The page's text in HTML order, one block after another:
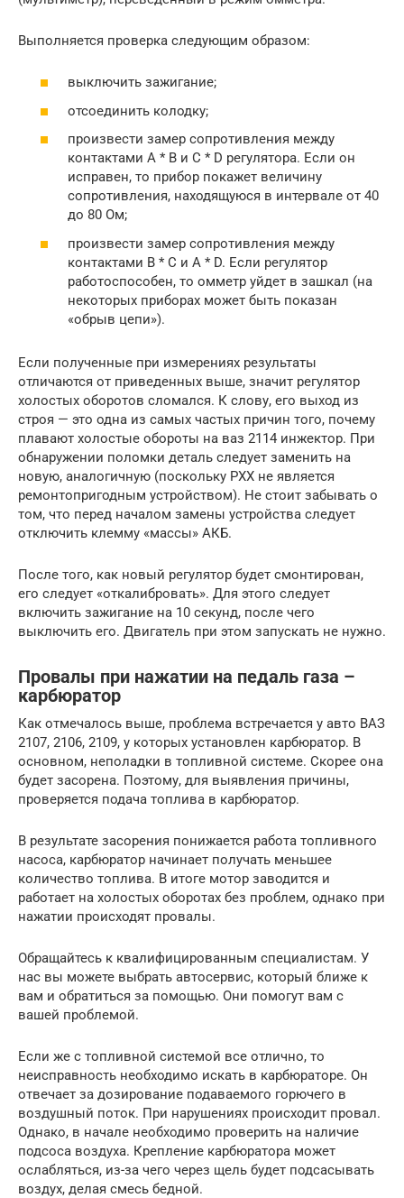
Выполняется проверка следующим образом:
выключить зажигание;
отсоединить колодку;
произвести замер сопротивления между
контактами A * B и C * D регулятора. Если он
исправен, то прибор покажет величину
сопротивления, находящуюся в интервале от 40
до 80 Ом;
произвести замер сопротивления между
контактами B * C и A * D. Если регулятор
работоспособен, то омметр уйдет в зашкал (на
некоторых приборах может быть показан
«обрыв цепи»).
Если полученные при измерениях результаты
отличаются от приведенных выше, значит регулятор
холостых оборотов сломался. К слову, его выход из
строя — это одна из самых частых причин того, почему
плавают холостые обороты на ваз 2114 инжектор. При
обнаружении поломки деталь следует заменить на
новую, аналогичную (поскольку РХХ не является
ремонтопригодным устройством). Не стоит забывать о
том, что перед началом замены устройства следует
отключить клемму «массы» АКБ.
После того, как новый регулятор будет смонтирован,
его следует «откалибровать». Для этого следует
включить зажигание на 10 секунд, после чего
выключить его. Двигатель при этом запускать не нужно.
Провалы при нажатии на педаль газа –
карбюратор
Как отмечалось выше, проблема встречается у авто ВАЗ
2107, 2106, 2109, у которых установлен карбюратор. В
основном, неполадки в топливной системе. Скорее она
будет засорена. Поэтому, для выявления причины,
проверяется подача топлива в карбюратор.
В результате засорения понижается работа топливного
насоса, карбюратор начинает получать меньшее
количество топлива. В итоге мотор заводится и
работает на холостых оборотах без проблем, однако при
нажатии происходят провалы.
Обращайтесь к квалифицированным специалистам. У
нас вы можете выбрать автосервис, который ближе к
вам и обратиться за помощью. Они помогут вам с
вашей проблемой.
Если же с топливной системой все отлично, то
неисправность необходимо искать в карбюраторе. Он
отвечает за дозирование подаваемого горючего в
воздушный поток. При нарушениях происходит провал.
Однако, в начале необходимо проверить на наличие
подсоса воздуха. Крепление карбюратора может
ослабляться, из-за чего через щель будет подсасывать
воздух, делая смесь бедной.